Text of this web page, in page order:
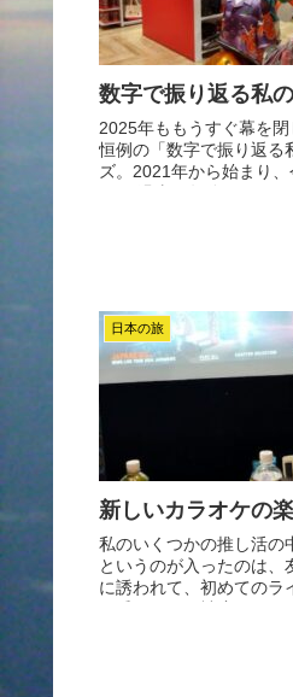
数字で振り返る私
2025年ももうすぐ幕を
恒例の「数字で振り返る
ズ。2021年から始まり
目。 過去４年分はこちら
日本の旅
新しいカラオケの
私のいくつかの推し活の
というのが入ったのは、
に誘われて、初めてのラ